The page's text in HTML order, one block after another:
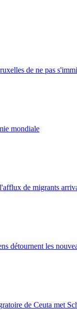
de ne pas
mondiale
de migrants
détournent les
de Ceuta met